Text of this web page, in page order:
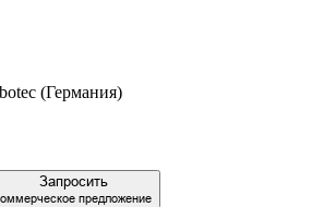
(Германия)
Запросить
предложение